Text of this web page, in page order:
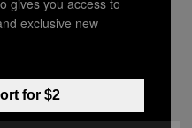
e o furtună aici,
fiecare zi. Oamenii
le ia permisele de
și o să-i
așteaptă să
exclusive new
for $2